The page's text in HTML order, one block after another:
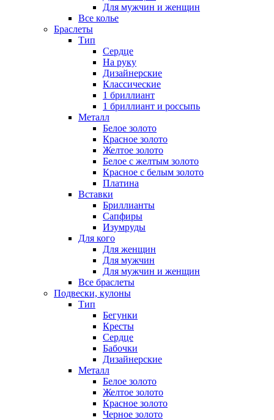
Для мужчин и женщин
Все колье
Браслеты
Тип
Сердце
На руку
Дизайнерские
Классические
1 бриллиант
1 бриллиант и россыпь
Металл
Белое золото
Красное золото
Желтое золото
Белое с желтым золото
Красное с белым золото
Платина
Вставки
Бриллианты
Сапфиры
Изумруды
Для кого
Для женщин
Для мужчин
Для мужчин и женщин
Все браслеты
Подвески, кулоны
Тип
Бегунки
Кресты
Сердце
Бабочки
Дизайнерские
Металл
Белое золото
Желтое золото
Красное золото
Черное золото